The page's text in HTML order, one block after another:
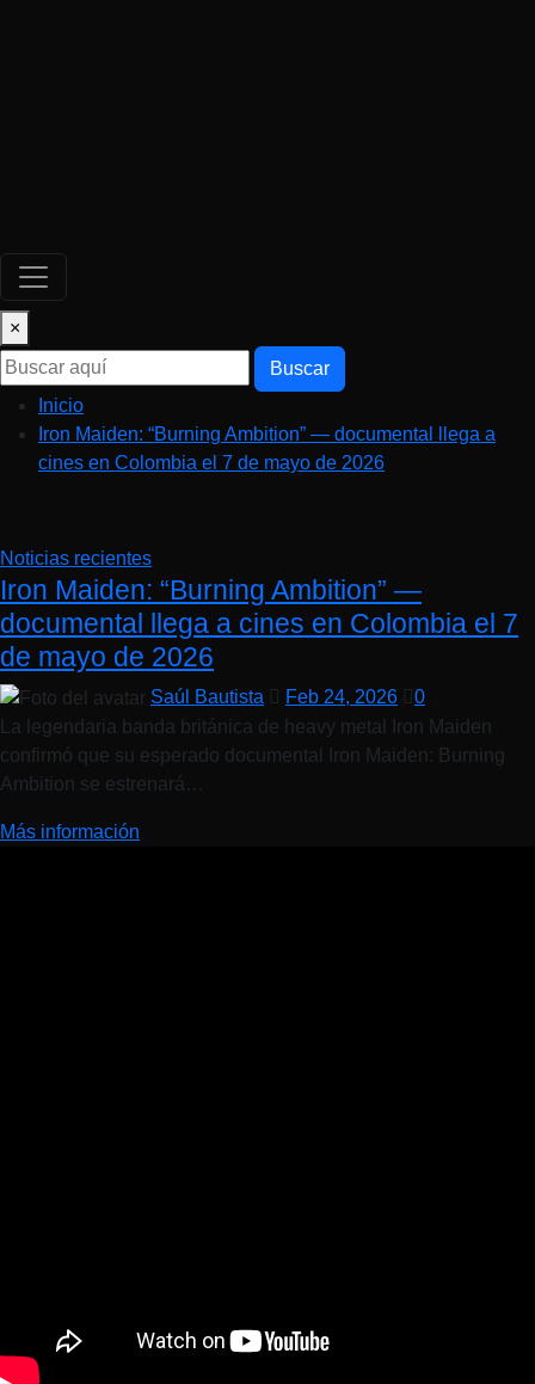
×
Buscar
Inicio
Iron Maiden: “Burning Ambition” — documental llega a
cines en Colombia el 7 de mayo de 2026
Noticias recientes
Iron Maiden: “Burning Ambition” —
documental llega a cines en Colombia el 7
de mayo de 2026
Saúl Bautista Feb 24, 2026
0
La legendaria banda británica de heavy metal Iron Maiden
confirmó que su esperado documental Iron Maiden: Burning
Ambition se estrenará…
Más información